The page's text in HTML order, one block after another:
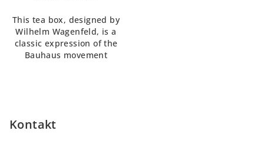
This tea box, designed by
Wilhelm Wagenfeld, is a
classic expression of the
Bauhaus movement
Kontakt